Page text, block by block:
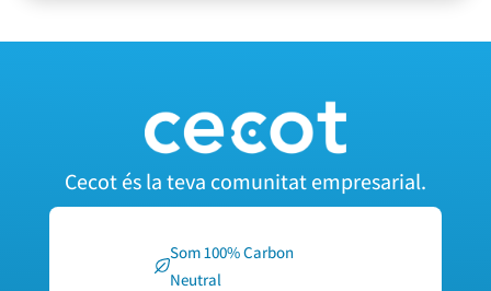
Cecot és la teva comunitat empresarial.
Som 100% Carbon
Neutral